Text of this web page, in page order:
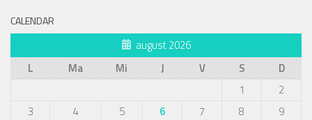
CALENDAR
august 2026
L
Ma Mi J V S
D
1
2
3
4 5 6 7 8
9